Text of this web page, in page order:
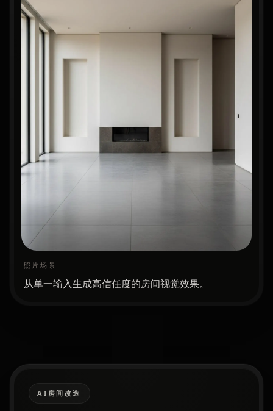
照片场景
从单一输入生成高信任度的房间视觉效果。
AI房间改造